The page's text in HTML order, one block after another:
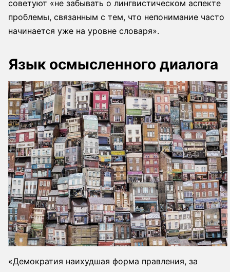
советуют «не забывать о лингвистическом аспекте
проблемы, связанным с тем, что непонимание часто
начинается уже на уровне словаря».
Язык осмысленного диалога
«Демократия наихудшая форма правления, за